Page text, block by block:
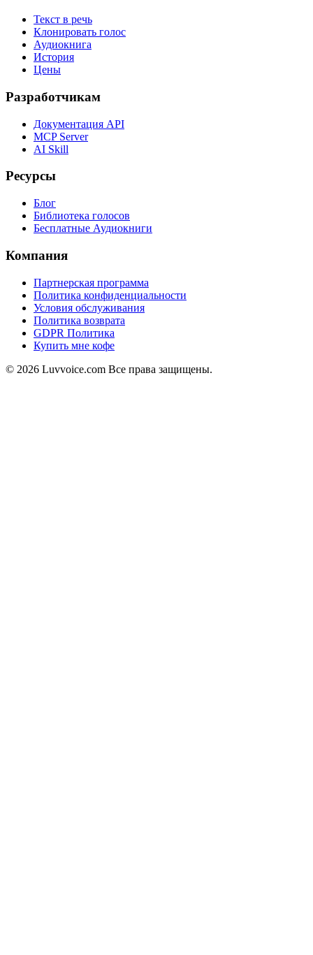
Текст в речь
Клонировать голос
Аудиокнига
История
Цены
Разработчикам
Документация API
MCP Server
AI Skill
Ресурсы
Блог
Библиотека голосов
Бесплатные Аудиокниги
Компания
Партнерская программа
Политика конфиденциальности
Условия обслуживания
Политика возврата
GDPR Политика
Купить мне кофе
© 2026 Luvvoice.com Все права защищены.